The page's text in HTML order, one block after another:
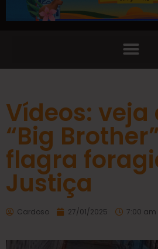
Vídeos: veja
“Big
flagra
Justiça
Cardoso 27/01/2025 7:00 am